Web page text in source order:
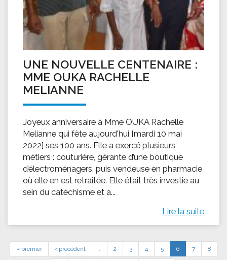
UNE NOUVELLE CENTENAIRE :
MME OUKA RACHELLE
MELIANNE
Joyeux anniversaire à Mme OUKA Rachelle
Melianne qui fête aujourd'hui [mardi 10 mai
2022] ses 100 ans. Elle a exercé plusieurs
métiers : couturière, gérante d’une boutique
d’électroménagers, puis vendeuse en pharmacie
où elle en est retraitée. Elle était très investie au
sein du catéchisme et a...
Lire la suite
« premier ‹ précédent … 2 3 4 5 6 7 8